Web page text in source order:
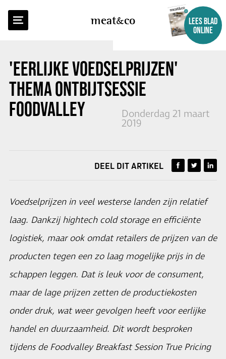
meatco
LEES BLAD
ONLINE
'EERLIJKE VOEDSELPRIJZEN'
THEMA ONTBIJTSESSIE
FOODVALLEY
Donderdag 21 maart
2019
TERUG NAAR OVERZICHT
DEEL DIT ARTIKEL
Voedselprijzen in veel westerse landen zijn relatief
laag. Dankzij hightech cold storage en efficiënte
logistiek, maar ook omdat retailers de prijzen van de
producten tegen een zo laag mogelijke prijs in de
schappen leggen. Dat is leuk voor de consument,
maar de lage prijzen zetten de productiekosten
onder druk, wat weer gevolgen heeft voor eerlijke
handel en duurzaamheid. Dit wordt besproken
tijdens de Foodvalley Breakfast Session True Pricing